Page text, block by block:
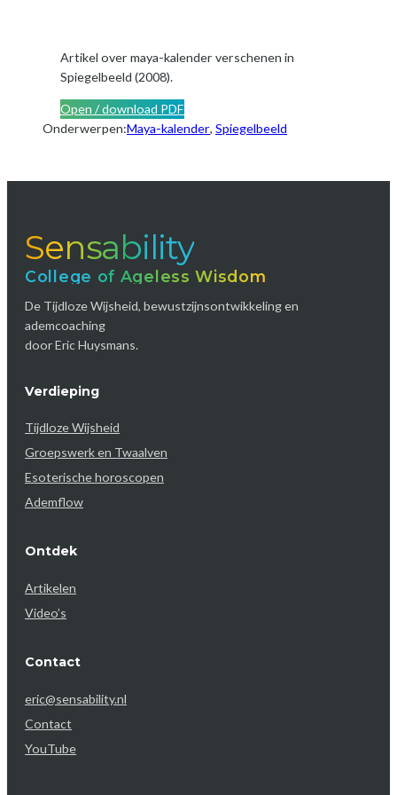
Artikel over maya-kalender verschenen in
Spiegelbeeld (2008).
Open / download PDF
Onderwerpen:Maya-kalender, Spiegelbeeld
Sensability
College of Ageless Wisdom
De Tijdloze Wijsheid, bewustzijnsontwikkeling en
ademcoaching
door Eric Huysmans.
Verdieping
Tijdloze Wijsheid
Groepswerk en Twaalven
Esoterische horoscopen
Ademflow
Ontdek
Artikelen
Video’s
Contact
eric@sensability.nl
Contact
YouTube